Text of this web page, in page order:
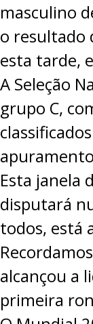
masculino
o resultado
esta tarde,
A Seleção
grupo C,
Esta janela
disputará
todos, está
alcançou a
primeira